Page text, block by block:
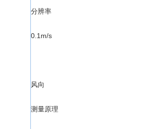
分辨率
0.1m/s
风向
测量原理